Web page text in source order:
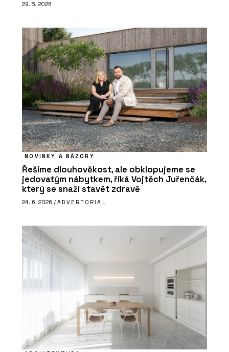
29. 5. 2026
NOVINKY A NÁZORY
Řešíme dlouhověkost, ale obklopujeme se
jedovatým nábytkem, říká Vojtěch Juřenčák,
který se snaží stavět zdravě
24. 6. 2026 / ADVERTORIAL